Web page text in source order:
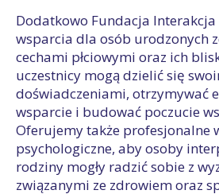
Dodatkowo Fundacja
wsparcia dla osób urodzonych
cechami płciowymi oraz ich
uczestnicy mogą dzielić się
doświadczeniami, otrzymywać
wsparcie i budować poczucie
Oferujemy także profesjonalne
psychologiczne, aby osoby
rodziny mogły radzić sobie z
związanymi ze zdrowiem oraz